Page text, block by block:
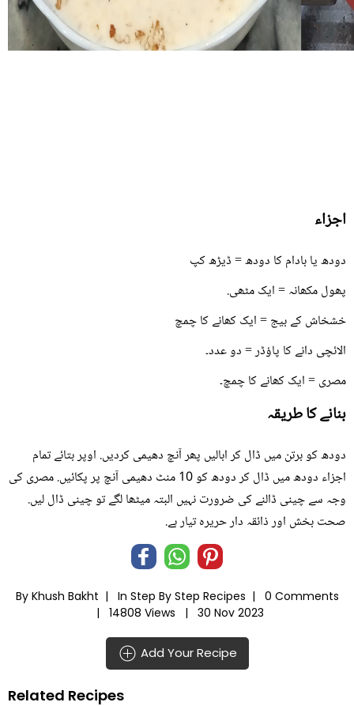
اجزاء
دودھ یا بادام کا دودھ = ڈیڑھ کپ
پھول مکھانہ = ایک مٹھی.
خشخاش کے بیج = ایک کھانے کا چمچ
الائچی دانے کا پاؤڈر = دو عدد۔
مصری = ایک کھانے کا چمچ۔
بنانے کا طریقہ
دودھ کو برتن میں ڈال کر ابالیں پھر آنچ دھیمی کردیں. اوپر بتائے تمام
اجزاء دودھ میں ڈال کر دودھ کو 10 منٹ دھیمی آنچ پر پکائیں. مصری کی
وجہ سے چینی ڈالنے کی ضرورت نہیں البتہ میٹھا لگے تو چینی ڈال لیں.
صحت بخش اور ذائقہ دار حریرہ تیار ہے.
By Khush Bakht | In Step By Step Recipes |
0 Comments
|
14808 Views | 30 Nov 2023
Add Your Recipe
Related Recipes